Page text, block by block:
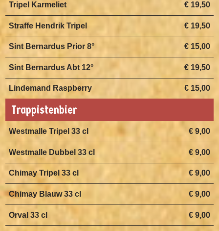
€ 19,50
Tripel Karmeliet
€ 19,50
Straffe Hendrik Tripel
€ 15,00
Sint Bernardus Prior 8°
€ 19,50
Sint Bernardus Abt 12°
€ 15,00
Lindemand Raspberry
Trappistenbier
€ 9,00
Westmalle Tripel 33 cl
€ 9,00
Westmalle Dubbel 33 cl
€ 9,00
Chimay Tripel 33 cl
€ 9,00
Chimay Blauw 33 cl
€ 9,00
Orval 33 cl